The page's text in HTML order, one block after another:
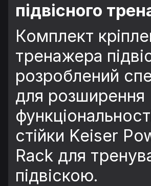
підвісного
Комплект
тренажера
розроблений
для розширення
стійки Keiser
Rack для
підвіскою.